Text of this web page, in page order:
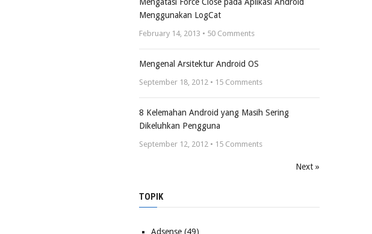
Menggunakan LogCat
February 14, 2013 • 50 Comments
Mengenal Arsitektur Android OS
September 18, 2012 • 15 Comments
8 Kelemahan Android yang Masih Sering
Dikeluhkan Pengguna
September 12, 2012 • 15 Comments
Next »
TOPIK
Adsense (49)